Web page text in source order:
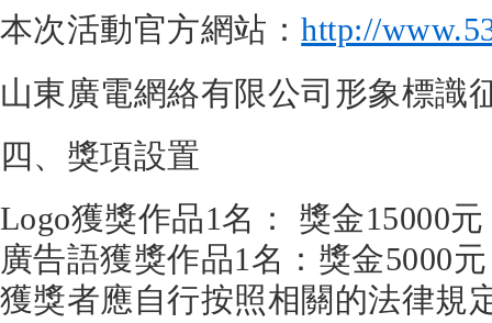
本次活動官方網站：http://
山東廣電網絡有限公司形象標識
四、獎項設置
Logo獲獎作品1名： 獎金15000元
廣告語獲獎作品1名：獎金5000元
獲獎者應自行按照相關的法律規